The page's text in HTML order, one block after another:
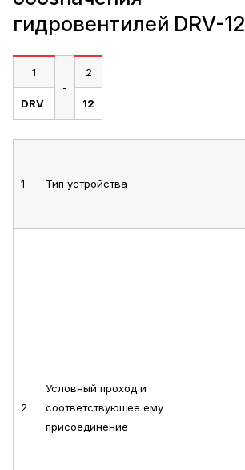
гидровентилей DRV-12
1
-
2
DRV 12
1 Тип устройства
2
Условный проход и
соответствующее ему
присоединение